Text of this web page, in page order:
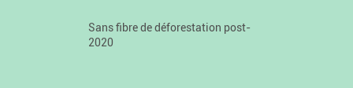
Sans fibre de déforestation post-
2020